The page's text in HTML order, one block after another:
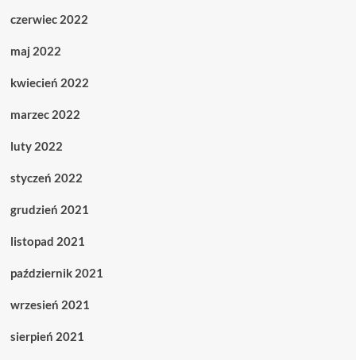
czerwiec 2022
maj 2022
kwiecień 2022
marzec 2022
luty 2022
styczeń 2022
grudzień 2021
listopad 2021
październik 2021
wrzesień 2021
sierpień 2021